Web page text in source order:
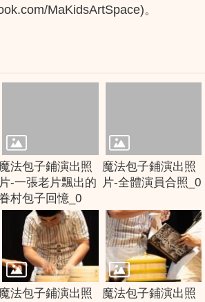
MaKidsArtSpace)。
魔法包子鋪演出照
片-一張老片飄出的
村包子回憶_0
魔法包子鋪演出照
片-全體演員合照_0
魔法包子鋪演出照
魔法包子鋪演出照